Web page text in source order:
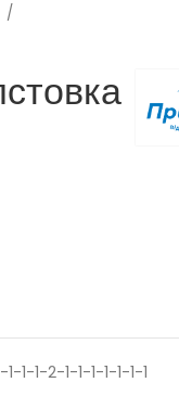
1-1-2-1-1-1-1-1-1-1